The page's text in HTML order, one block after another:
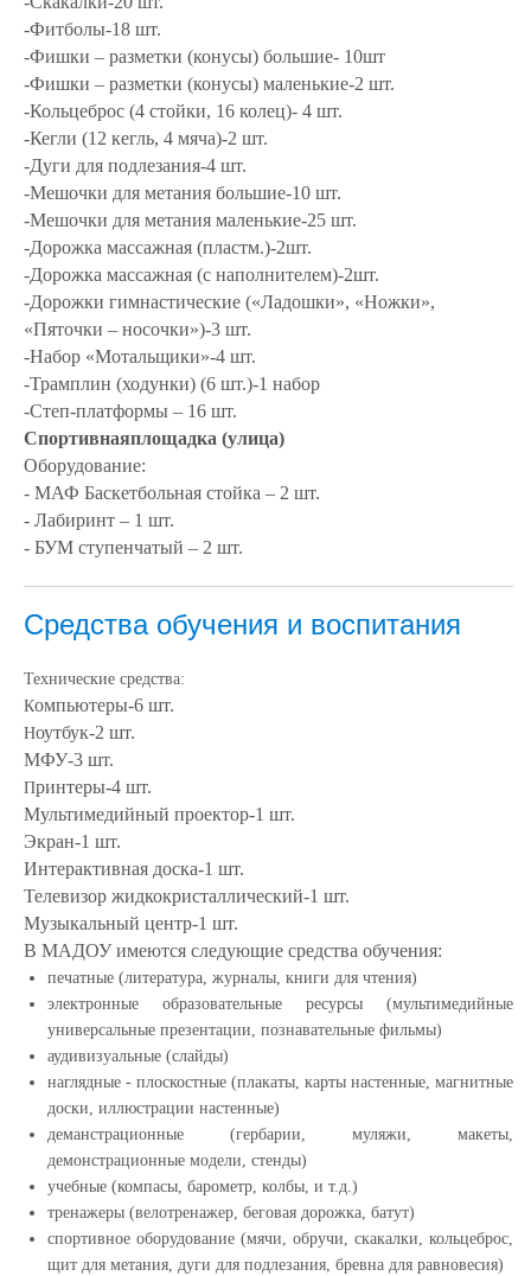
-Фитболы-18 шт.
-Фишки – разметки (конусы) большие- 10шт
-Фишки – разметки (конусы) маленькие-2 шт.
-Кольцеброс (4 стойки, 16 колец)- 4 шт.
-Кегли (12 кегль, 4 мяча)-2 шт.
-Дуги для подлезания-4 шт.
-Мешочки для метания большие-10 шт.
-Мешочки для метания маленькие-25 шт.
-Дорожка массажная (пластм.)-2шт.
-Дорожка массажная (с наполнителем)-2шт.
-Дорожки гимнастические («Ладошки», «Ножки»,
«Пяточки – носочки»)-3 шт.
-Набор «Мотальщики»-4 шт.
-Трамплин (ходунки) (6 шт.)-1 набор
-Степ-платформы – 16 шт.
Спортивнаяплощадка (улица)
Оборудование:
- МАФ Баскетбольная стойка – 2 шт.
- Лабиринт – 1 шт.
- БУМ ступенчатый – 2 шт.
Средства обучения и воспитания
Технические средства:
Компьютеры-6 шт.
Ноутбук-2 шт.
МФУ-3 шт.
Принтеры-4 шт.
Мультимедийный проектор-1 шт.
Экран-1 шт.
Интерактивная доска-1 шт.
Телевизор жидкокристаллический-1 шт.
Музыкальный центр-1 шт.
В МАДОУ имеются следующие средства обучения:
печатные (литература, журналы, книги для чтения)
электронные образовательные ресурсы (мультимедийные
универсальные презентации, познавательные фильмы)
аудивизуальные (слайды)
наглядные - плоскостные (плакаты, карты настенные, магнитные
доски, иллюстрации настенные)
деманстрационные (гербарии, муляжи, макеты,
демонстрационные модели, стенды)
учебные (компасы, барометр, колбы, и т.д.)
тренажеры (велотренажер, беговая дорожка, батут)
спортивное оборудование (мячи, обручи, скакалки, кольцеброс,
щит для метания, дуги для подлезания, бревна для равновесия)